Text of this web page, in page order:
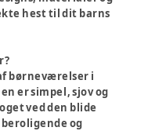
hest til dit barns
børneværelser i
er simpel, sjov og
ved den blide
og